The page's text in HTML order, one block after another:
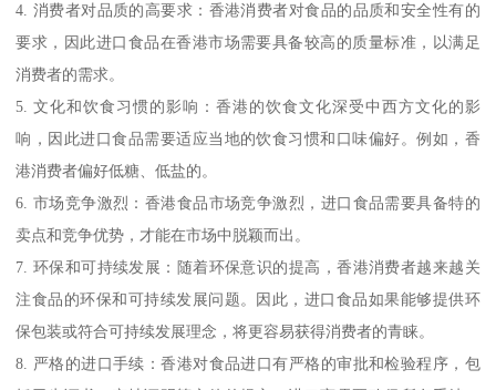
4. 消费者对品质的高要求：香港消费者对食品的品质和安全性有的
要求，因此进口食品在香港市场需要具备较高的质量标准，以满足
消费者的需求。
5. 文化和饮食习惯的影响：香港的饮食文化深受中西方文化的影
响，因此进口食品需要适应当地的饮食习惯和口味偏好。例如，香
港消费者偏好低糖、低盐的。
6. 市场竞争激烈：香港食品市场竞争激烈，进口食品需要具备特的
卖点和竞争优势，才能在市场中脱颖而出。
7. 环保和可持续发展：随着环保意识的提高，香港消费者越来越关
注食品的环保和可持续发展问题。因此，进口食品如果能够提供环
保包装或符合可持续发展理念，将更容易获得消费者的青睐。
8. 严格的进口手续：香港对食品进口有严格的审批和检验程序，包